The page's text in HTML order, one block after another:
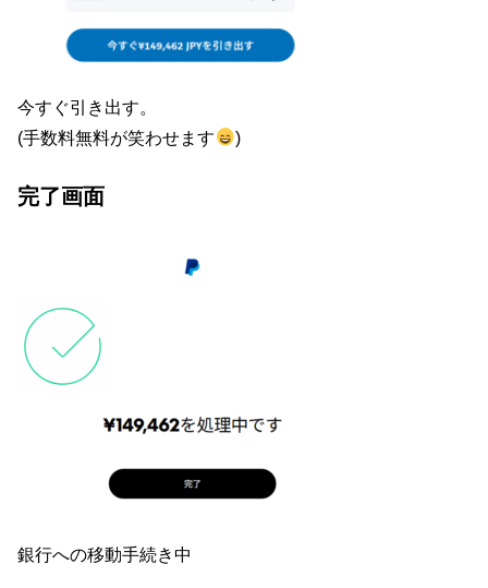
今すぐ引き出す。
(手数料無料が笑わせます
)
完了画面
銀行への移動手続き中